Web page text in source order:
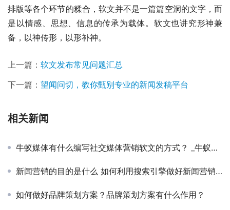
排版等各个环节的糅合，软文并不是一篇篇空洞的文字，而
是以情感、思想、信息的传承为载体。软文也讲究形神兼
备，以神传形，以形补神。
上一篇： 软文发布常见问题汇总
下一篇： 望闻问切，教你甄别专业的新闻发稿平台
相关新闻
牛蚁媒体有什么编写社交媒体营销软文的方式？ _牛蚁媒体
新闻营销的目的是什么 如何利用搜索引擎做好新闻营销优化
如何做好品牌策划方案？品牌策划方案有什么作用？